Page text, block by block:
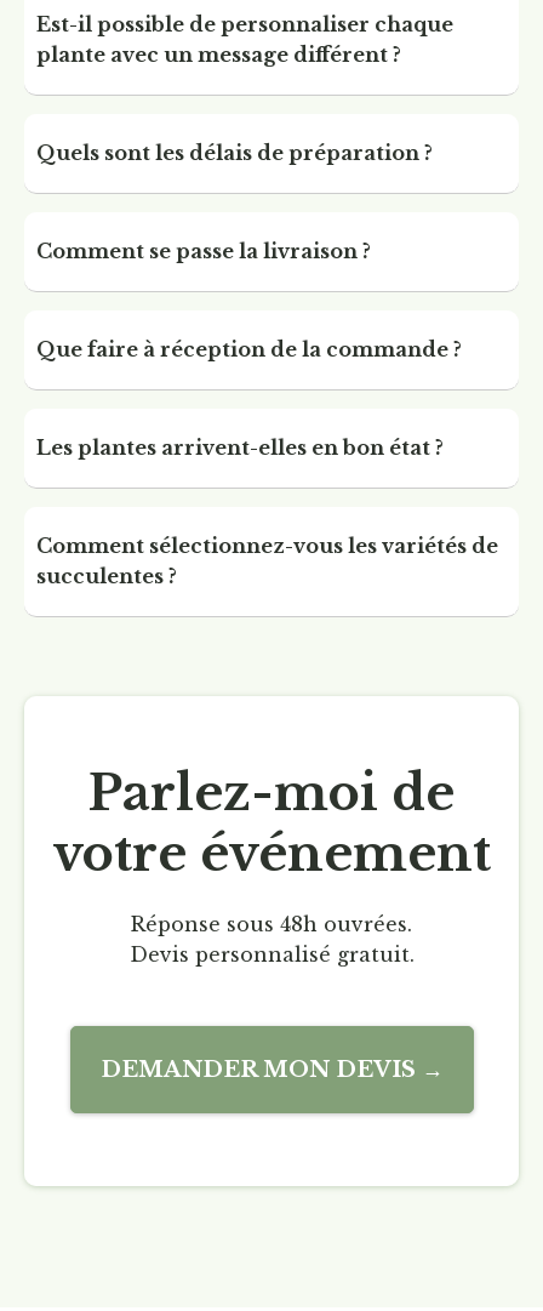
Est-il possible de personnaliser chaque
plante avec un message différent ?
Quels sont les délais de préparation ?
Comment se passe la livraison ?
Que faire à réception de la commande ?
Les plantes arrivent-elles en bon état ?
Comment sélectionnez-vous les variétés de
succulentes ?
Parlez-moi de
votre événement
Réponse sous 48h ouvrées.
Devis personnalisé gratuit.
DEMANDER MON DEVIS →